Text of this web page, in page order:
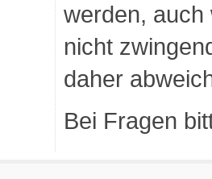
werden, auch
nicht
daher
Bei Fragen